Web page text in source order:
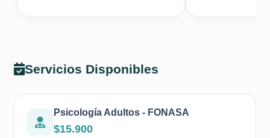
Servicios Disponibles
Psicología Adultos - FONASA
$15.900